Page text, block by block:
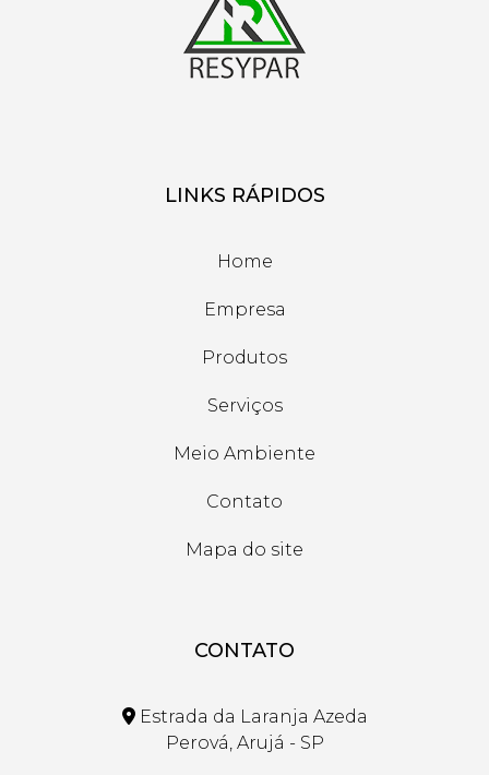
LINKS RÁPIDOS
Home
Empresa
Produtos
Serviços
Meio Ambiente
Contato
Mapa do site
CONTATO
Estrada da Laranja Azeda
Perová, Arujá - SP